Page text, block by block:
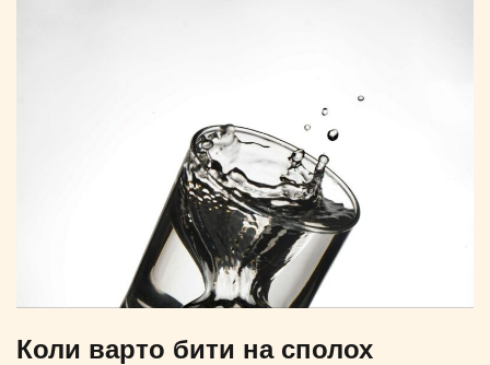
Коли варто бити на сполох